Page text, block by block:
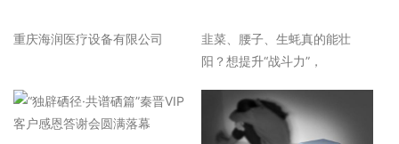
重庆海润医疗设备有限公司
韭菜、腰子、生蚝真的能壮
阳？想提升“战斗力”，